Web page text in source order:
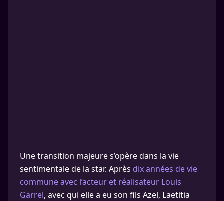
Une transition majeure s’opère dans la vie
sentimentale de la star. Après dix années de vie
commune avec l’acteur et réalisateur Louis
Garrel, avec qui elle a eu son fils Azel, Laetitia